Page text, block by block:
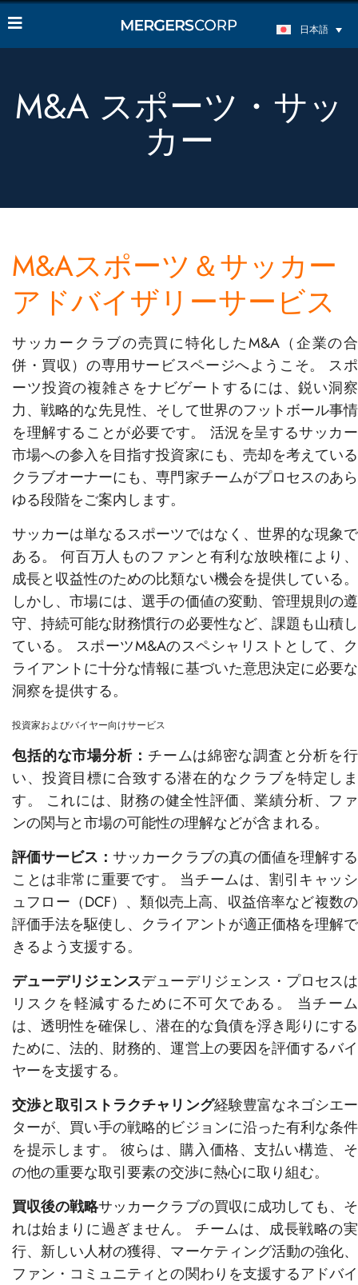
日本語
M&A スポーツ・サッ
カー
M&Aスポーツ＆サッカー
アドバイザリーサービス
サッカークラブの売買に特化したM&A（企業の合
併・買収）の専用サービスページへようこそ。 スポ
ーツ投資の複雑さをナビゲートするには、鋭い洞察
力、戦略的な先見性、そして世界のフットボール事情
を理解することが必要です。 活況を呈するサッカー
市場への参入を目指す投資家にも、売却を考えている
クラブオーナーにも、専門家チームがプロセスのあら
ゆる段階をご案内します。
サッカーは単なるスポーツではなく、世界的な現象で
ある。 何百万人ものファンと有利な放映権により、
成長と収益性のための比類ない機会を提供している。
しかし、市場には、選手の価値の変動、管理規則の遵
守、持続可能な財務慣行の必要性など、課題も山積し
ている。 スポーツM&Aのスペシャリストとして、ク
ライアントに十分な情報に基づいた意思決定に必要な
洞察を提供する。
投資家およびバイヤー向けサービス
包括的な市場分析： チームは綿密な調査と分析を行
い、投資目標に合致する潜在的なクラブを特定しま
す。 これには、財務の健全性評価、業績分析、ファ
ンの関与と市場の可能性の理解などが含まれる。
評価サービス：サッカークラブの真の価値を理解する
ことは非常に重要です。 当チームは、割引キャッシ
ュフロー（DCF）、類似売上高、収益倍率など複数の
評価手法を駆使し、クライアントが適正価格を理解で
きるよう支援する。
デューデリジェンスデューデリジェンス・プロセスは
リスクを軽減するために不可欠である。 当チーム
は、透明性を確保し、潜在的な負債を浮き彫りにする
ために、法的、財務的、運営上の要因を評価するバイ
ヤーを支援する。
交渉と取引ストラクチャリング経験豊富なネゴシエー
ターが、買い手の戦略的ビジョンに沿った有利な条件
を提示します。 彼らは、購入価格、支払い構造、そ
の他の重要な取引要素の交渉に熱心に取り組む。
買収後の戦略サッカークラブの買収に成功しても、そ
れは始まりに過ぎません。 チームは、成長戦略の実
行、新しい人材の獲得、マーケティング活動の強化、
ファン・コミュニティとの関わりを支援するアドバイ